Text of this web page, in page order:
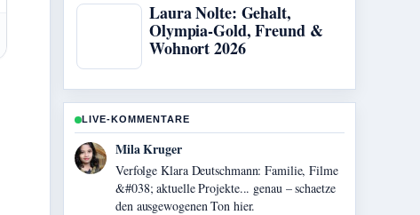
Laura Nolte: Gehalt,
Olympia-Gold, Freund &
Wohnort 2026
LIVE-KOMMENTARE
Jonas Wagner
Hilfreicher Kontext zu Justin Timberlake:
Lyme-Borreliose, Familie &#038; News.
Bitte haltet diesen Liveticker aktuell.